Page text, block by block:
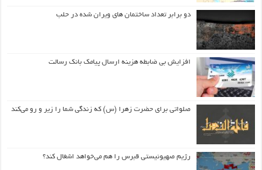
دو برابر تعداد ساختمان های ویران شده در حلب
افزایش بی ضابطه هزینه ارسال پیامک بانک رسالت
صلواتی برای حضرت زهرا (س) که زندگی شما را زیر و رو می‌کند
رژیم صهیونیستی قبرس را هم می‌خواهد اشغال کند؟